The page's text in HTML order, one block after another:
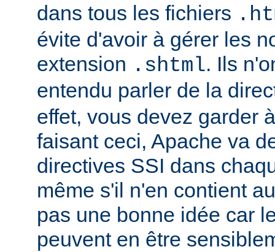
dans tous les fichiers
évite d'avoir à gérer les
extension .shtml. Ils
entendu parler de la
effet, vous devez garder
faisant ceci, Apache va
directives SSI dans
même s'il n'en contient
pas une bonne idée car
peuvent en être